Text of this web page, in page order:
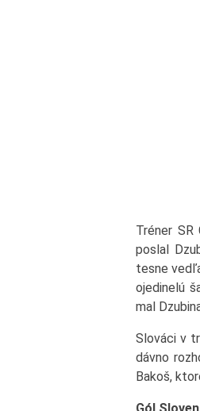
Tréner
poslal
tesne
ojedinelú
mal
Slováci v
dávno
Bakoš,